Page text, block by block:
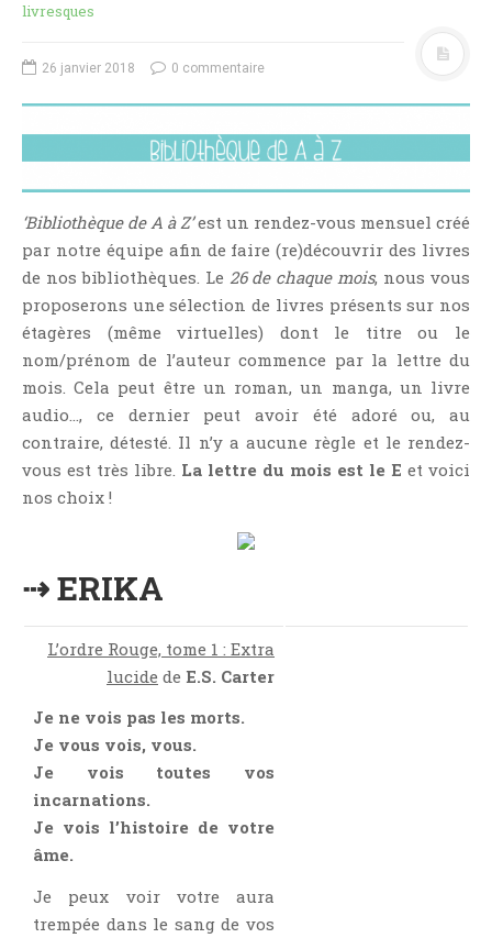
RENDEZ-VOUS LIVRESQUES
SWAPS & CHALLENGES
LES TAGS
QUI SOMMES-NOUS ?
CONTACT
CATÉGORIES
Amitié
Articles De Nadège
Aventure
Bande Dessinée
Bibliothèque De A À Z
Bilan
Biographie Et Autobiographie
Biographie Fictionnelle
Chick-Lit
livresques
26 janvier 2018 0 commentaire
‘Bibliothèque de A à Z’est un rendez-vous mensuel créé
par notre équipe afin de faire (re)découvrir des livres
de nos bibliothèques. Le 26 de chaque mois, nous vous
proposerons une sélection de livres présents sur nos
étagères (même virtuelles) dont le titre ou le
nom/prénom de l’auteur commence par la lettre du
mois. Cela peut être un roman, un manga, un livre
audio…, ce dernier peut avoir été adoré ou, au
contraire, détesté. Il n’y a aucune règle et le rendez-
vous est très libre. La lettre du mois est le E et voici
nos choix !
⇢ ERIKA
L’ordre Rouge, tome 1 : Extra
lucide de E.S. Carter
Je ne vois pas les morts.
Je vous vois, vous.
Je vois toutes vos
incarnations.
Je vois l’histoire de votre
âme.
Je peux voir votre aura
trempée dans le sang de vos